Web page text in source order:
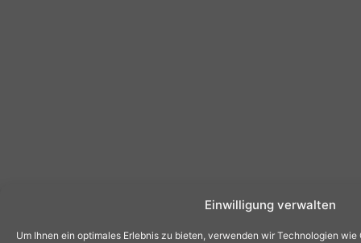
Einwilligung verwalten
Um Ihnen ein optimales Erlebnis zu bieten, verwenden wir Technologien